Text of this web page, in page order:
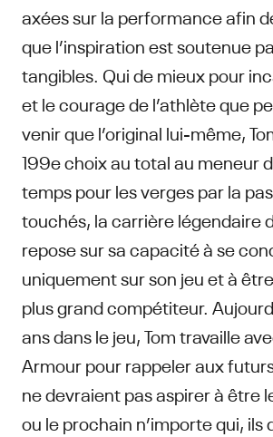
axées sur la performance afin
que l’inspiration est soutenue
tangibles. Qui de mieux pour
et le courage de l’athlète que
venir que l’original lui-même,
199e choix au total au meneur
temps pour les verges par la
touchés, la carrière légendaire
repose sur sa capacité à se
uniquement sur son jeu et à
plus grand compétiteur.
ans dans le jeu, Tom travaille
Armour pour rappeler aux futurs
ne devraient pas aspirer à être
ou le prochain n’importe qui, ils